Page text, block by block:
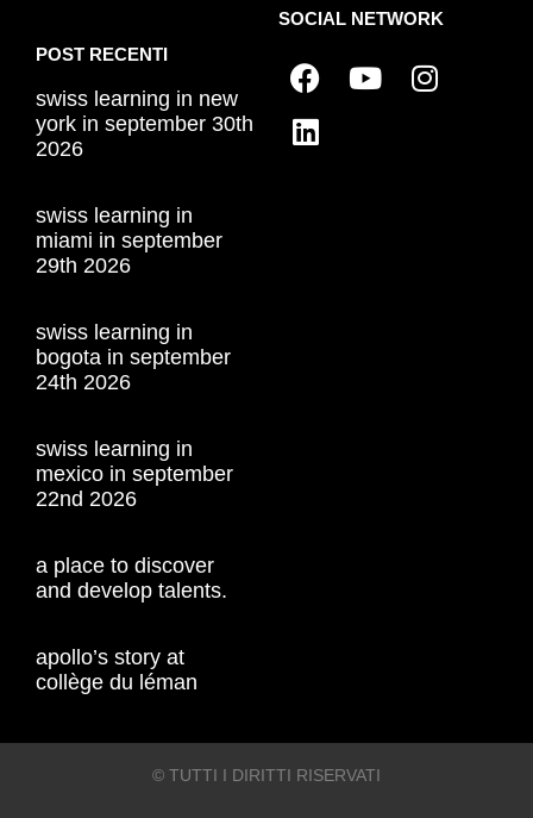
POST RECENTI
swiss learning in new
york in september 30th
2026
swiss learning in
miami in september
29th 2026
swiss learning in
bogota in september
24th 2026
swiss learning in
mexico in september
22nd 2026
a place to discover
and develop talents.
apollo’s story at
collège du léman
SOCIAL NETWORK
© TUTTI I DIRITTI RISERVATI